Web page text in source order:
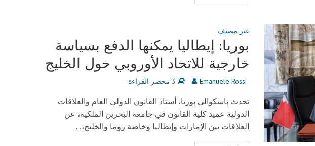
غير مصنف
بوريا: إيطاليا يمكنها الدفع بسياسة
خارجية للاتحاد الأوروبي حول الخليج
Emanuele Rossi 3 محضر القراءة
تحدث باسكوالي بوريا، أستاذ القانون الدولي العام والعلاقات
الدولية عميد كلية القانون في جامعة البحرين الملكية، عن
العلاقات بين الإمارات وإيطاليا وخاصة روما والخليج،...